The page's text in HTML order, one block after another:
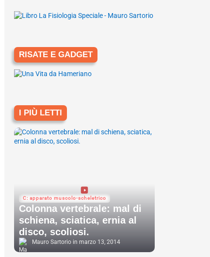
RISATE E GADGET
I PIÙ LETTI
C: apparato muscolo-scheletrico
Colonna vertebrale: mal di
schiena, sciatica, ernia al
disco, scoliosi.
Mauro Sartorio marzo 13, 2014